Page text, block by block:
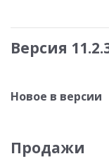
Версия
Новое в версии
Продажи